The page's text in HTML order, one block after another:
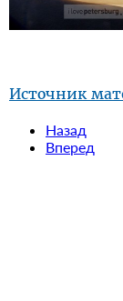
Источник
Назад
Вперед